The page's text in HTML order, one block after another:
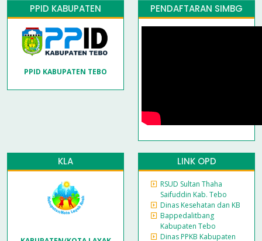
PPID KABUPATEN
PPID KABUPATEN TEBO
PENDAFTARAN SIMBG
KLA LINK OPD
RSUD Sultan Thaha
Saifuddin Kab. Tebo
Dinas Kesehatan dan KB
Bappedalitbang
Kabupaten Tebo
Dinas PPKB Kabupaten